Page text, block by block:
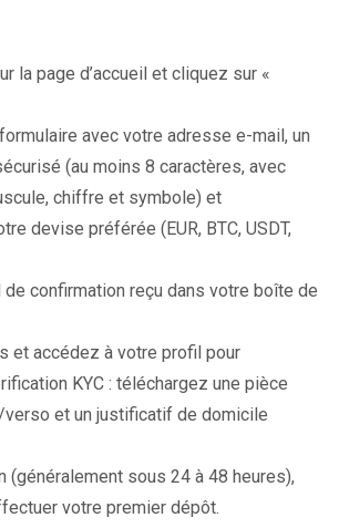
la page d’accueil et cliquez sur «
avec votre adresse e-mail, un
(au moins 8 caractères, avec
chiffre et symbole) et
devise préférée (EUR, BTC, USDT,
de confirmation reçu dans votre boîte de
et accédez à votre profil pour
KYC : téléchargez une pièce
verso et un justificatif de domicile
(généralement sous 24 à 48 heures),
votre premier dépôt.